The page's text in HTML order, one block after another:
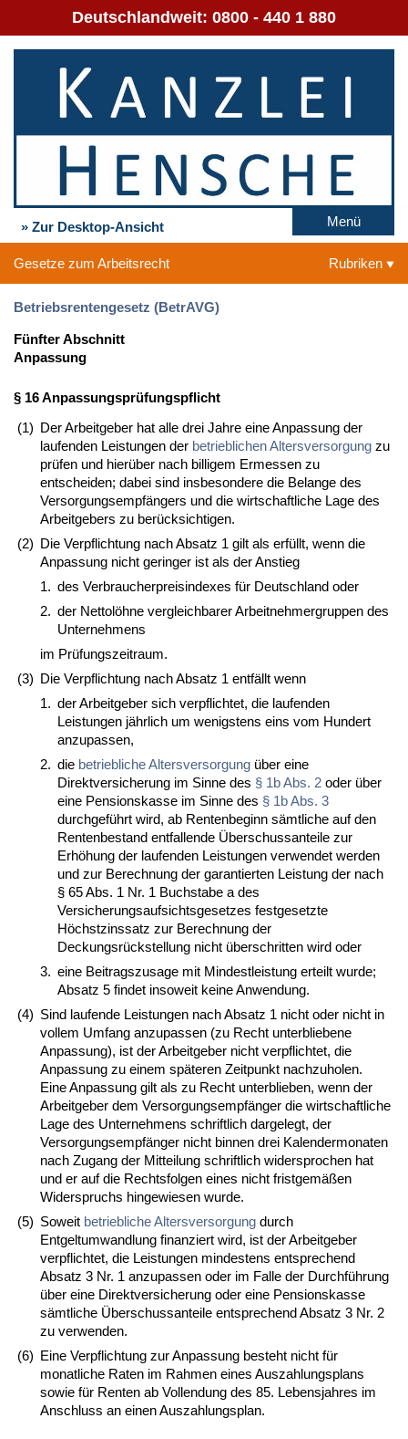
Deutschlandweit: 0800 - 440 1 880
» Zur Desktop-Ansicht Menü
Gesetze zum Arbeitsrecht Rubriken
Betriebsrentengesetz (BetrAVG)
Fünfter Abschnitt
Anpassung
§ 16 Anpassungsprüfungspflicht
(1) Der Arbeitgeber hat alle drei Jahre eine Anpassung der
laufenden Leistungen der betrieblichen Altersversorgung zu
prüfen und hierüber nach billigem Ermessen zu
entscheiden; dabei sind insbesondere die Belange des
Versorgungsempfängers und die wirtschaftliche Lage des
Arbeitgebers zu berücksichtigen.
(2) Die Verpflichtung nach Absatz 1 gilt als erfüllt, wenn die
Anpassung nicht geringer ist als der Anstieg
1. des Verbraucherpreisindexes für Deutschland oder
2. der Nettolöhne vergleichbarer Arbeitnehmergruppen des
Unternehmens
im Prüfungszeitraum.
(3) Die Verpflichtung nach Absatz 1 entfällt wenn
1. der Arbeitgeber sich verpflichtet, die laufenden
Leistungen jährlich um wenigstens eins vom Hundert
anzupassen,
2. die betriebliche Altersversorgung über eine
Direktversicherung im Sinne des § 1b Abs. 2 oder über
eine Pensionskasse im Sinne des § 1b Abs. 3
durchgeführt wird, ab Rentenbeginn sämtliche auf den
Rentenbestand entfallende Überschussanteile zur
Erhöhung der laufenden Leistungen verwendet werden
und zur Berechnung der garantierten Leistung der nach
§ 65 Abs. 1 Nr. 1 Buchstabe a des
Versicherungsaufsichtsgesetzes festgesetzte
Höchstzinssatz zur Berechnung der
Deckungsrückstellung nicht überschritten wird oder
3. eine Beitragszusage mit Mindestleistung erteilt wurde;
Absatz 5 findet insoweit keine Anwendung.
(4) Sind laufende Leistungen nach Absatz 1 nicht oder nicht in
vollem Umfang anzupassen (zu Recht unterbliebene
Anpassung), ist der Arbeitgeber nicht verpflichtet, die
Anpassung zu einem späteren Zeitpunkt nachzuholen.
Eine Anpassung gilt als zu Recht unterblieben, wenn der
Arbeitgeber dem Versorgungsempfänger die wirtschaftliche
Lage des Unternehmens schriftlich dargelegt, der
Versorgungsempfänger nicht binnen drei Kalendermonaten
nach Zugang der Mitteilung schriftlich widersprochen hat
und er auf die Rechtsfolgen eines nicht fristgemäßen
Widerspruchs hingewiesen wurde.
(5) Soweit betriebliche Altersversorgung durch
Entgeltumwandlung finanziert wird, ist der Arbeitgeber
verpflichtet, die Leistungen mindestens entsprechend
Absatz 3 Nr. 1 anzupassen oder im Falle der Durchführung
über eine Direktversicherung oder eine Pensionskasse
sämtliche Überschussanteile entsprechend Absatz 3 Nr. 2
zu verwenden.
(6) Eine Verpflichtung zur Anpassung besteht nicht für
monatliche Raten im Rahmen eines Auszahlungsplans
sowie für Renten ab Vollendung des 85. Lebensjahres im
Anschluss an einen Auszahlungsplan.